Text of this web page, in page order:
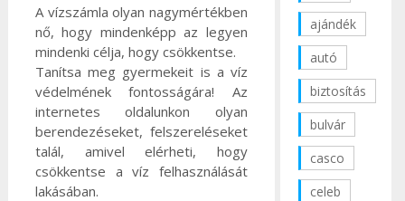
A vízszámla olyan nagymértékben
nő, hogy mindenképp az legyen
mindenki célja, hogy csökkentse.
Tanítsa meg gyermekeit is a víz
védelmének fontosságára! Az
internetes oldalunkon olyan
berendezéseket, felszereléseket
talál, amivel elérheti, hogy
csökkentse a víz felhasználását
lakásában.
ajándék
autó
biztosítás
bulvár
casco
celeb